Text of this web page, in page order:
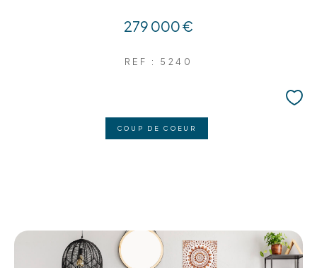
279 000 €
REF : 5240
COUP DE COEUR